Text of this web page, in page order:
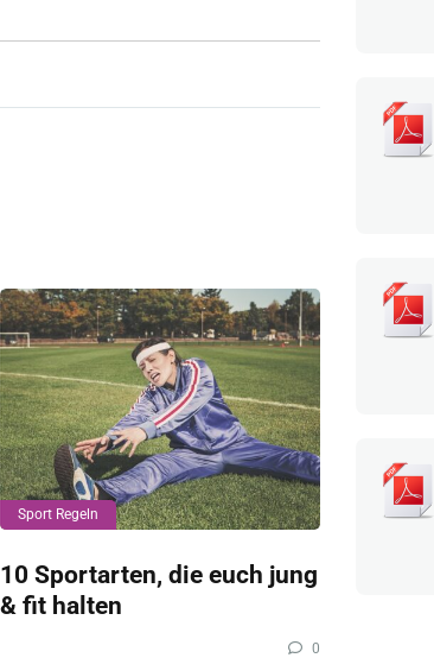
Sport Regeln
10 Sportarten, die euch jung
& fit halten
0